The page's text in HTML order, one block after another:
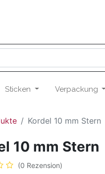
Sticken Verpackung
Kordel 10 mm Stern
10 mm Stern
(0 Rezension)